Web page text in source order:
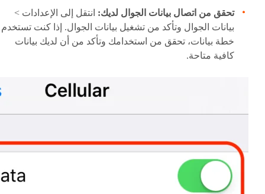
تحقق من اتصال بيانات الجوال لديك: انتقل إلى الإعدادات >
بيانات الجوال وتأكد من تشغيل بيانات الجوال. إذا كنت تستخدم
خطة بيانات، تحقق من استخدامك وتأكد من أن لديك بيانات
كافية متاحة.